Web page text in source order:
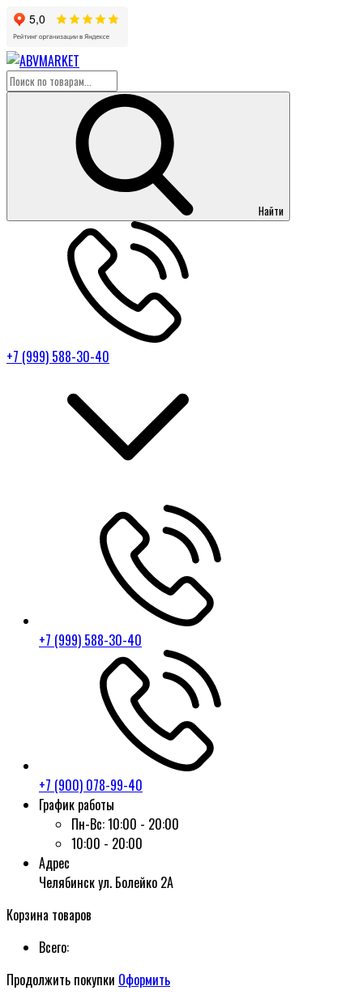
Найти
+7 (999) 588-30-40
+7 (999) 588-30-40
+7 (900) 078-99-40
График работы
Пн-Вс:10:00 - 20:00
10:00 - 20:00
Адрес
Челябинск ул. Болейко 2А
Корзина товаров
Всего:
Продолжить покупки Оформить